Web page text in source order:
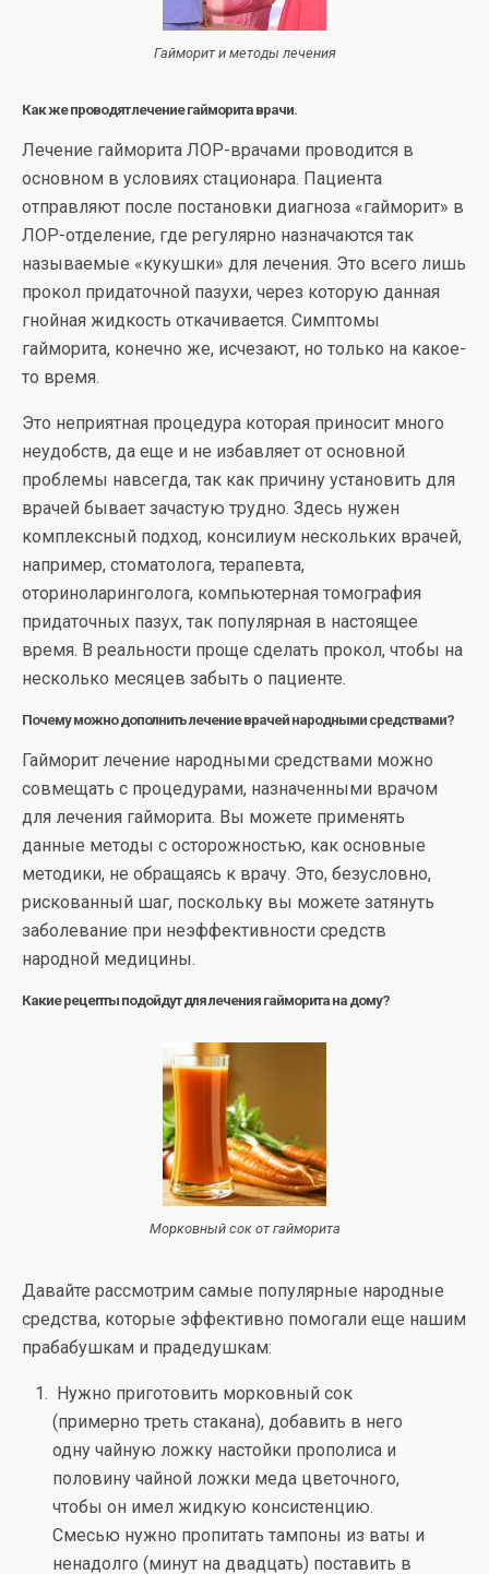
Гайморит и методы лечения
Как же проводят лечение гайморита врачи.
Лечение гайморита ЛОР-врачами проводится в
основном в условиях стационара. Пациента
отправляют после постановки диагноза «гайморит» в
ЛОР-отделение, где регулярно назначаются так
называемые «кукушки» для лечения. Это всего лишь
прокол придаточной пазухи, через которую данная
гнойная жидкость откачивается. Симптомы
гайморита, конечно же, исчезают, но только на какое-
то время.
Это неприятная процедура которая приносит много
неудобств, да еще и не избавляет от основной
проблемы навсегда, так как причину установить для
врачей бывает зачастую трудно. Здесь нужен
комплексный подход, консилиум нескольких врачей,
например, стоматолога, терапевта,
оториноларинголога, компьютерная томография
придаточных пазух, так популярная в настоящее
время. В реальности проще сделать прокол, чтобы на
несколько месяцев забыть о пациенте.
Почему можно дополнить лечение врачей народными средствами?
Гайморит лечение народными средствами можно
совмещать с процедурами, назначенными врачом
для лечения гайморита. Вы можете применять
данные методы с осторожностью, как основные
методики, не обращаясь к врачу. Это, безусловно,
рискованный шаг, поскольку вы можете затянуть
заболевание при неэффективности средств
народной медицины.
Какие рецепты подойдут для лечения гайморита на дому?
Морковный сок от гайморита
Давайте рассмотрим самые популярные народные
средства, которые эффективно помогали еще нашим
прабабушкам и прадедушкам:
Нужно приготовить морковный сок
(примерно треть стакана), добавить в него
одну чайную ложку настойки прополиса и
половину чайной ложки меда цветочного,
чтобы он имел жидкую консистенцию.
Смесью нужно пропитать тампоны из ваты и
ненадолго (минут на двадцать) поставить в